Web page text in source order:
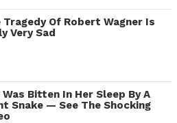
Tragedy Of Robert Wagner Is
Very Sad
Was Bitten In Her Sleep By A
Snake — See The Shocking